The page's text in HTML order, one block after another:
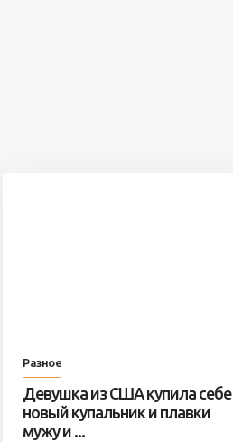
Разное
Девушка из США купила себе
новый купальник и плавки
мужу и ...